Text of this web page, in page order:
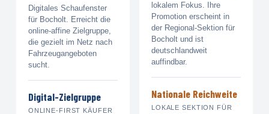
Digitales Schaufenster
für Bocholt. Erreicht die
online-affine Zielgruppe,
die gezielt im Netz nach
Fahrzeugangeboten
sucht.
Digital-Zielgruppe
ONLINE-FIRST KÄUFER
lokalem Fokus. Ihre
Promotion erscheint in
der Regional-Sektion für
Bocholt und ist
deutschlandweit
auffindbar.
Nationale Reichweite
LOKALE SEKTION FÜR